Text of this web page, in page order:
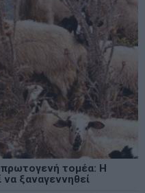
πρωτογενή τομέα: Η
ξαναγεννηθεί